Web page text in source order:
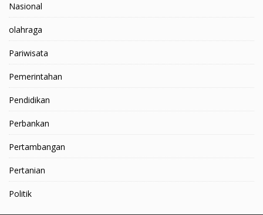
Nasional
olahraga
Pariwisata
Pemerintahan
Pendidikan
Perbankan
Pertambangan
Pertanian
Politik